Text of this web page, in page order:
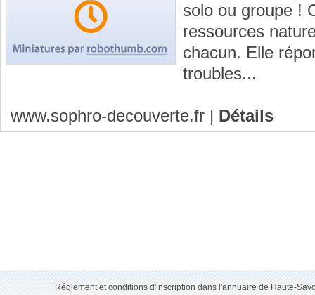
solo ou groupe !
ressources
chacun. Elle
troubles...
www.sophro-decouverte.fr | Détails
Réglement et conditions d'inscription dans l'annuaire de Haute-